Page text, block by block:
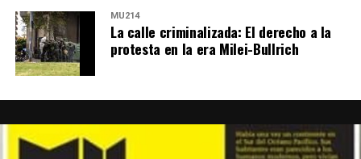
MU214
La calle criminalizada: El derecho a la
protesta en la era Milei-Bullrich